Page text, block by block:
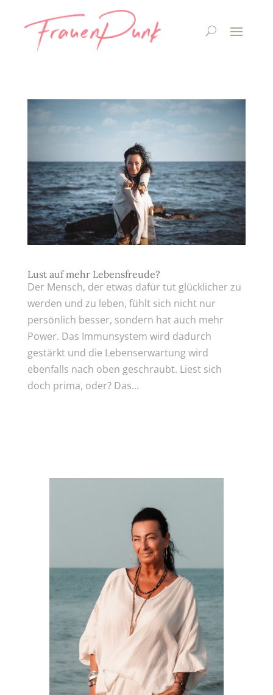
Lust auf mehr Lebensfreude?
Der Mensch, der etwas dafür tut glücklicher zu
werden und zu leben, fühlt sich nicht nur
persönlich besser, sondern hat auch mehr
Power. Das Immunsystem wird dadurch
gestärkt und die Lebenserwartung wird
ebenfalls nach oben geschraubt. Liest sich
doch prima, oder? Das...